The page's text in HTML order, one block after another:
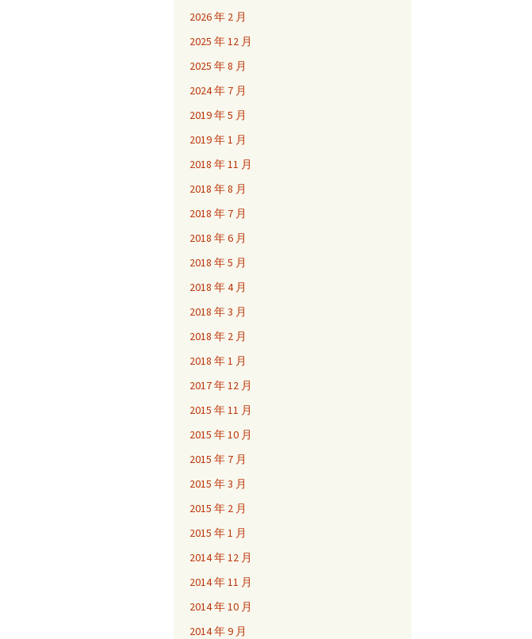
2026 年 2 月
2025 年 12 月
2025 年 8 月
2024 年 7 月
2019 年 5 月
2019 年 1 月
2018 年 11 月
2018 年 8 月
2018 年 7 月
2018 年 6 月
2018 年 5 月
2018 年 4 月
2018 年 3 月
2018 年 2 月
2018 年 1 月
2017 年 12 月
2015 年 11 月
2015 年 10 月
2015 年 7 月
2015 年 3 月
2015 年 2 月
2015 年 1 月
2014 年 12 月
2014 年 11 月
2014 年 10 月
2014 年 9 月